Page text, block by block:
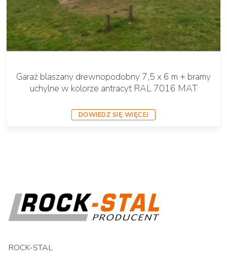
Garaż blaszany drewnopodobny 7,5 x 6 m + bramy
uchylne w kolorze antracyt RAL 7016 MAT
DOWIEDZ SIĘ WIĘCEJ
ROCK-STAL